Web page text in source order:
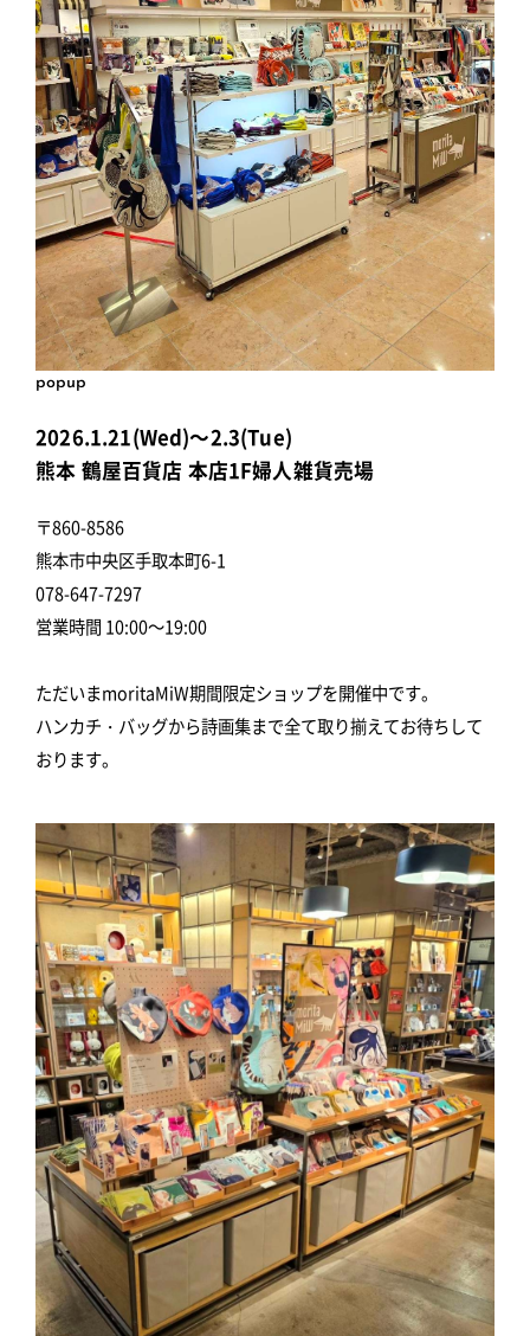
popup
2026.1.21(Wed)～2.3(Tue)
熊本 鶴屋百貨店 本店1F婦人雑貨売場
〒860-8586
熊本市中央区手取本町6-1
078-647-7297
営業時間 10:00～19:00
ただいまmoritaMiW期間限定ショップを開催中です。
ハンカチ・バッグから詩画集まで全て取り揃えてお待ちして
おります。